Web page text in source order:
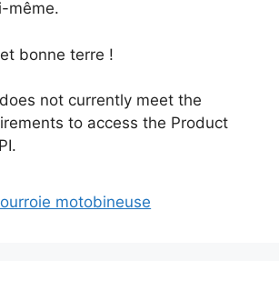
même.
bonne terre !
not currently meet the
to access the Product
motobineuse